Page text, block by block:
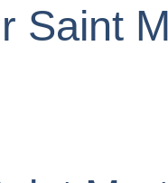
Saint